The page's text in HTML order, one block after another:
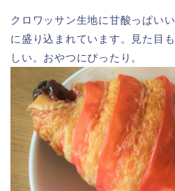
クロワッサン生地に甘酸っぱい
に盛り込まれています。見た目
しい。おやつにぴったり。